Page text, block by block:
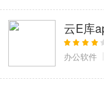
云E库
办公软件